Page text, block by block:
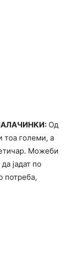
Од
тоа големи, а
Можеби
јадат по
потреба,